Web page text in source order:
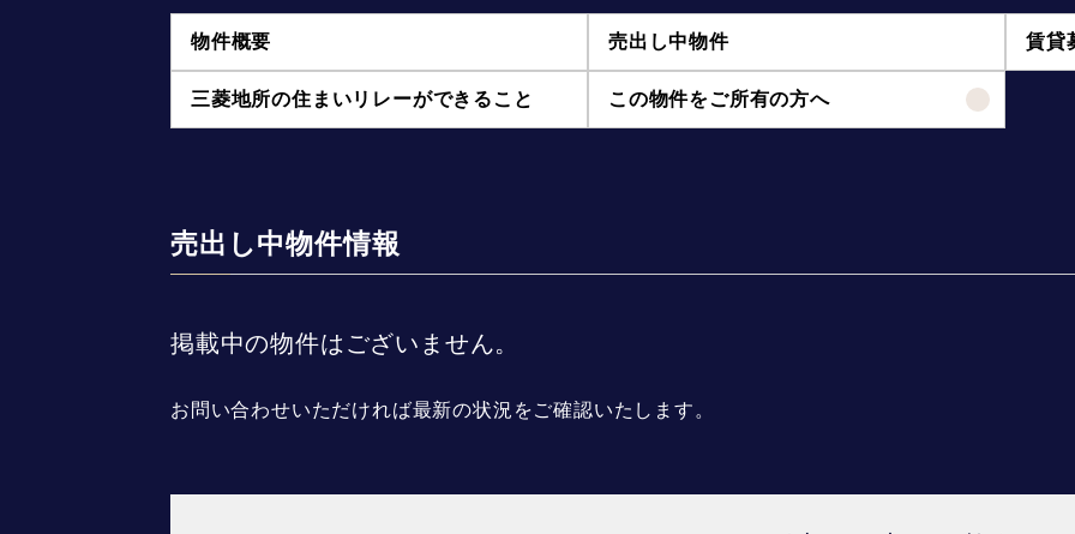
物件概要 売出し中物件 賃貸
三菱地所の住まいリレーができること この物件をご所有の方へ
売出し中物件情報
掲載中の物件はございません。
お問い合わせいただければ最新の状況をご確認いたします。